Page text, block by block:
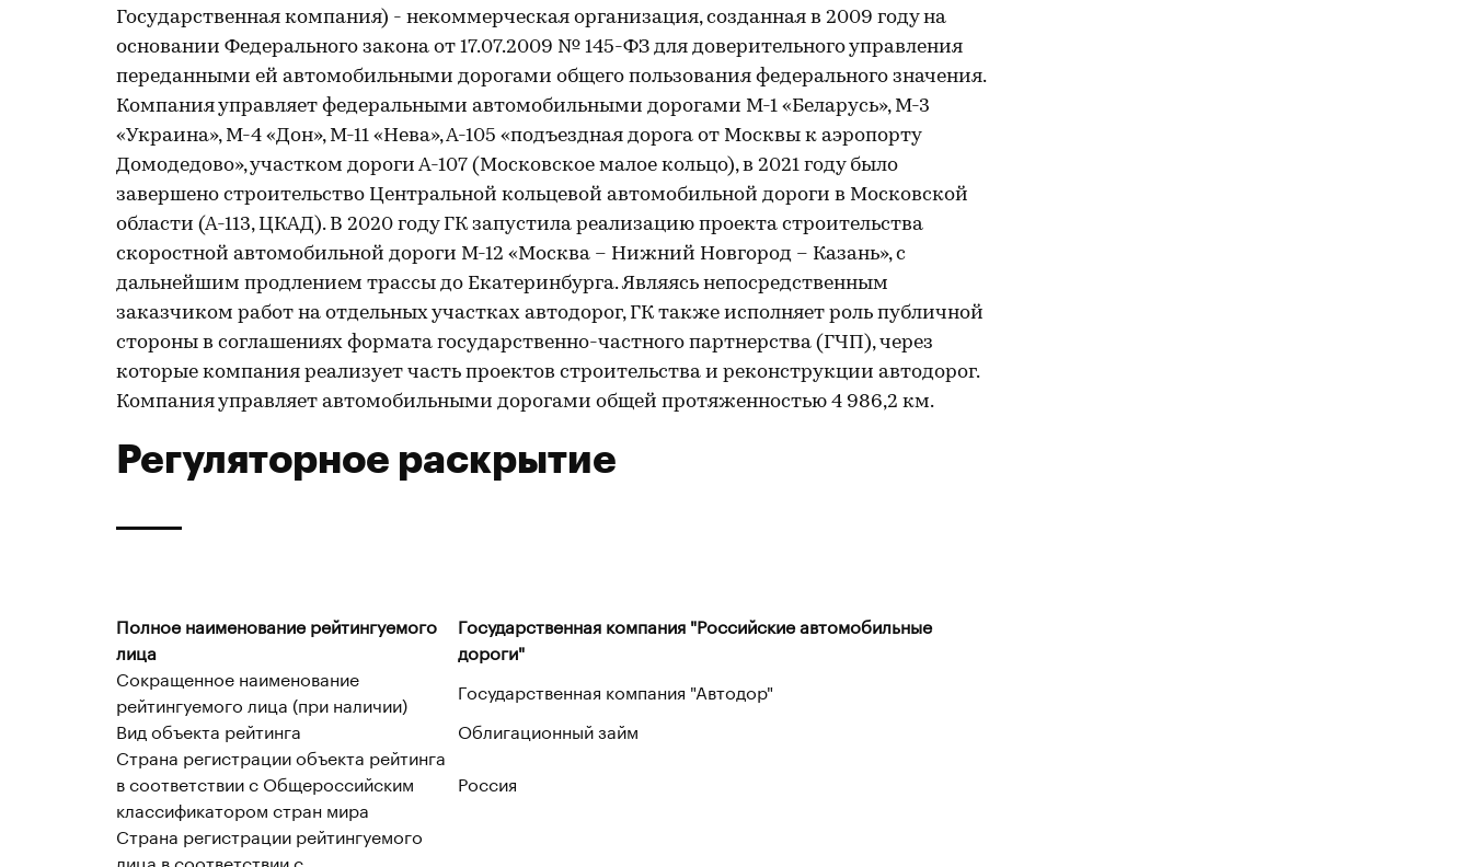
Государственная компания) - некоммерческая организация, созданная в 2009 году на
основании Федерального закона от 17.07.2009 № 145-ФЗ для доверительного управления
переданными ей автомобильными дорогами общего пользования федерального значения.
Компания управляет федеральными автомобильными дорогами М-1 «Беларусь», М-3
«Украина», М-4 «Дон», М-11 «Нева», А-105 «подъездная дорога от Москвы к аэропорту
Домодедово», участком дороги А-107 (Московское малое кольцо), в 2021 году было
завершено строительство Центральной кольцевой автомобильной дороги в Московской
области (А-113, ЦКАД). В 2020 году ГК запустила реализацию проекта строительства
скоростной автомобильной дороги М-12 «Москва – Нижний Новгород – Казань», с
дальнейшим продлением трассы до Екатеринбурга. Являясь непосредственным
заказчиком работ на отдельных участках автодорог, ГК также исполняет роль публичной
стороны в соглашениях формата государственно-частного партнерства (ГЧП), через
которые компания реализует часть проектов строительства и реконструкции автодорог.
Компания управляет автомобильными дорогами общей протяженностью 4 986,2 км.
Регуляторное раскрытие
Полное наименование рейтингуемого
лица
Государственная компания "Российские автомобильные
дороги"
Сокращенное наименование
рейтингуемого лица (при наличии)
Государственная компания "Автодор"
Вид объекта рейтинга
Облигационный займ
Страна регистрации объекта рейтинга
в соответствии с Общероссийским
классификатором стран мира
Россия
Страна регистрации рейтингуемого
лица в соответствии с